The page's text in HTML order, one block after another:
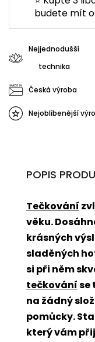
budete mít
Nejjednodušší
technika
Česká výroba
Nejoblíbenější
POPIS
Tečkování
věku.
krásných
sladěných
si při něm
tečkováníse
na žádný
pomůcky.
který vám